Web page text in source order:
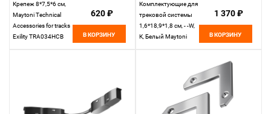
Крепеж 8*7,5*6 см,
Maytoni Technical
Accessories for tracks
Exility TRA034HCB
620 ₽
В КОРЗИНУ
Комплектующие для
трековой системы
1,6*18,9*1,8 см, - -W,
К, Белый Maytoni
1 370 ₽
В КОРЗИНУ